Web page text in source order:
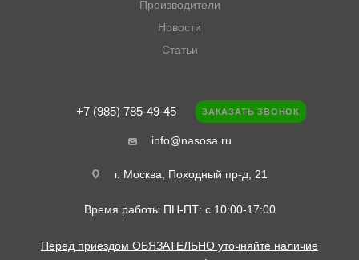
Производители
Новости
Статьи
+7 (985) 785-49-45 ЗАКАЗАТЬ ЗВОНОК
info@nasosa.ru
г. Москва, Походный пр-д, 21
Время работы ПН-ПТ: с 10:00-17:00
Перед приездом ОБЯЗАТЕЛЬНО уточняйте наличие